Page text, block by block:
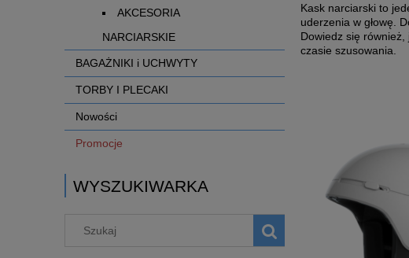
AKCESORIA
NARCIARSKIE
BAGAŻNIKI i UCHWYTY
TORBY I PLECAKI
Nowości
Promocje
WYSZUKIWARKA
Kask narciarski to
uderzenia w głowę.
Dowiedz się
czasie szusowania.